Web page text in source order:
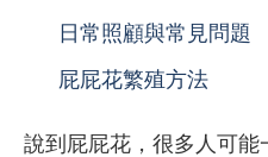
日常照顧與常見問題
屁屁花繁殖方法
說到屁屁花，很多人可